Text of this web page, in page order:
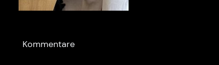
Kommentare